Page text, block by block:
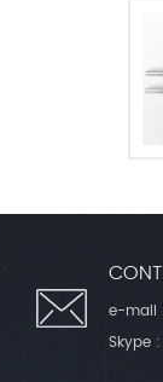
e-mail
Skype :